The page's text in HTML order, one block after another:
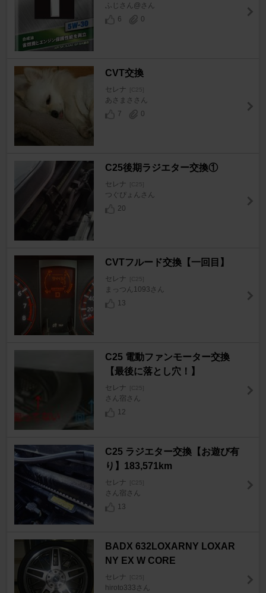
ふじさん@さん
6
0
CVT交換
セレナ [C25]
あさまささん
7
0
C25後期ラジエター交換①
セレナ [C25]
つぐぴょんさん
20
CVTフルード交換【一回目】
セレナ [C25]
まっつん1093さん
13
C25 電動ファンモーター交換
【最後に落とし穴！】
セレナ [C25]
さん宿さん
12
C25 ラジエター交換【お遊び有
り】183,571km
セレナ [C25]
さん宿さん
13
BADX 632LOXARNY LOXAR
NY EX W CORE
セレナ [C25]
hiroto333さん